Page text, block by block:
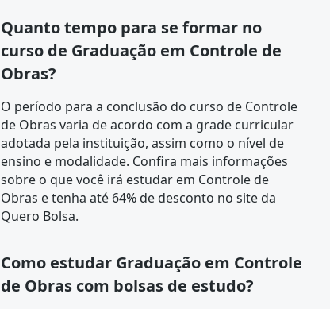
Quanto tempo para se formar no
curso de Graduação em Controle de
Obras?
O período para a conclusão do curso de Controle
de Obras varia de acordo com a grade curricular
adotada pela instituição, assim como o nível de
ensino e modalidade. Confira mais informações
sobre o que você irá estudar em Controle de
Obras e tenha até 64% de desconto no site da
Quero Bolsa.
Como estudar Graduação em Controle
de Obras com bolsas de estudo?